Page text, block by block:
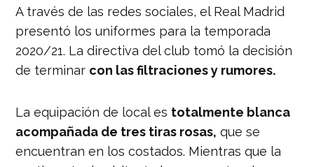
A través de las redes sociales, el Real Madrid
presentó los uniformes para la temporada
2020/21. La directiva del club tomó la decisión
de terminar con las filtraciones y rumores.
La equipación de local es totalmente blanca
acompañada de tres tiras rosas, que se
encuentran en los costados. Mientras que la